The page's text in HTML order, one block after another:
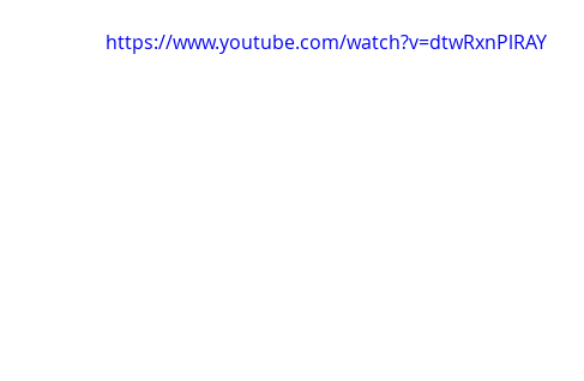
https://www.youtube.com/watch?v=dtwRxnPlRAY